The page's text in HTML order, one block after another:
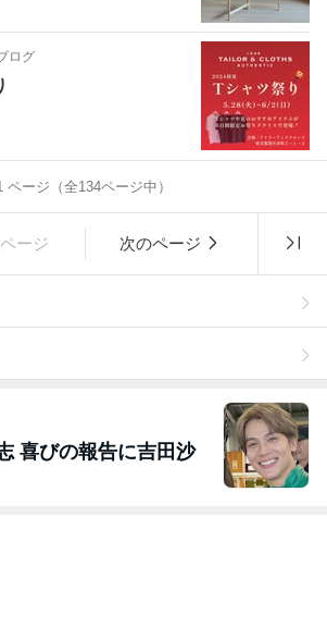
ログ
ページ（全134ページ中）
ージ 次のページ
喜びの報告に吉田沙